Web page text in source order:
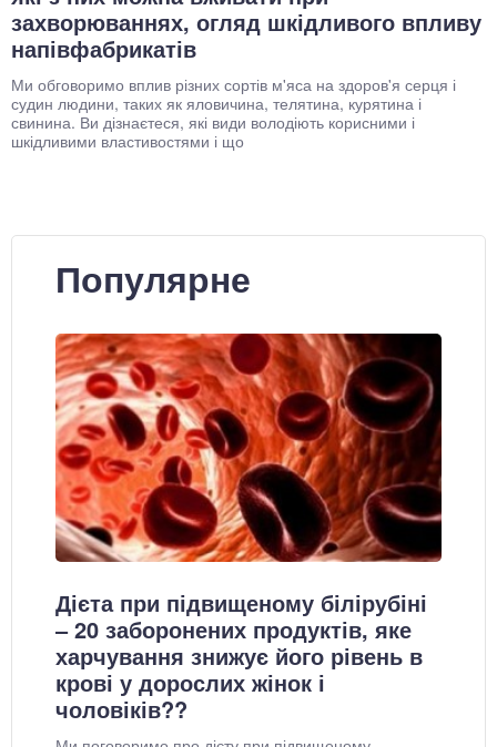
захворюваннях, огляд шкідливого впливу
напівфабрикатів
Ми обговоримо вплив різних сортів м'яса на здоров'я серця і
судин людини, таких як яловичина, телятина, курятина і
свинина. Ви дізнаєтеся, які види володіють корисними і
шкідливими властивостями і що
Популярне
Дієта при підвищеному білірубіні
– 20 заборонених продуктів, яке
харчування знижує його рівень в
крові у дорослих жінок і
чоловіків??